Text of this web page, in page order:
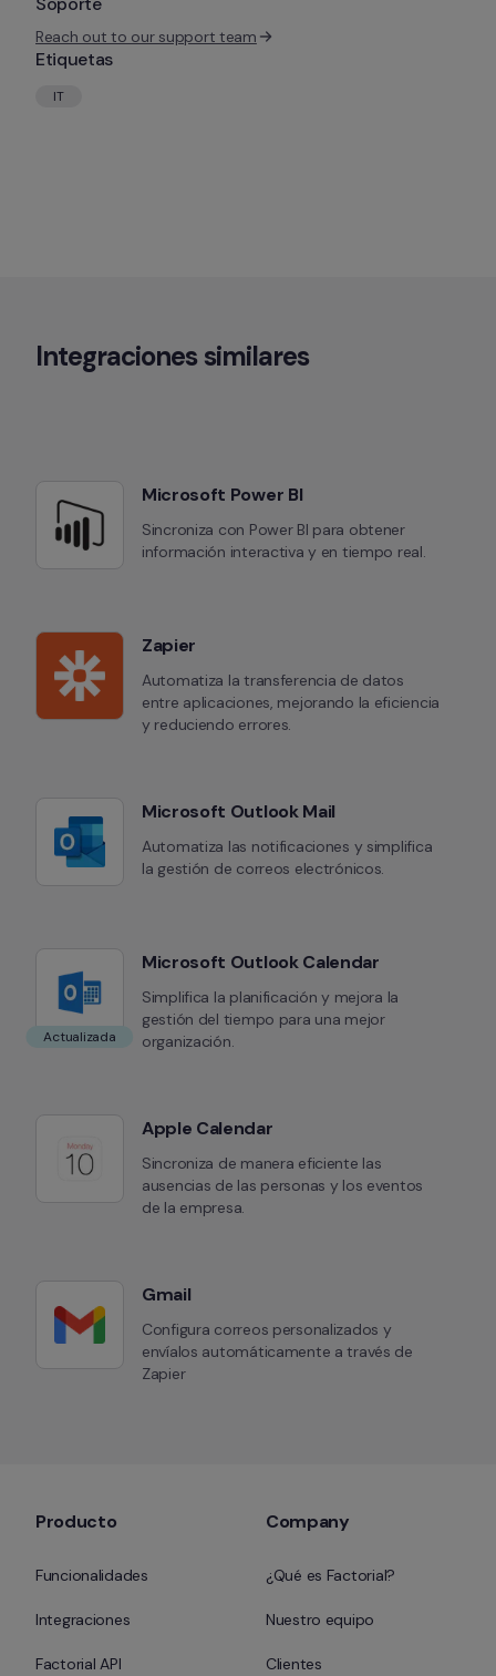
Reach out to our support team
Etiquetas
IT
Integraciones similares
Microsoft Power BI
Sincroniza con Power BI para obtener
información interactiva y en tiempo real.
Zapier
Automatiza la transferencia de datos
entre aplicaciones, mejorando la eficiencia
y reduciendo errores.
Microsoft Outlook Mail
Automatiza las notificaciones y simplifica
la gestión de correos electrónicos.
Actualizada
Microsoft Outlook Calendar
Simplifica la planificación y mejora la
gestión del tiempo para una mejor
organización.
Apple Calendar
Sincroniza de manera eficiente las
ausencias de las personas y los eventos
de la empresa.
Gmail
Configura correos personalizados y
envíalos automáticamente a través de
Zapier
Producto
Funcionalidades
Integraciones
Factorial API
Company
¿Qué es Factorial?
Nuestro equipo
Clientes